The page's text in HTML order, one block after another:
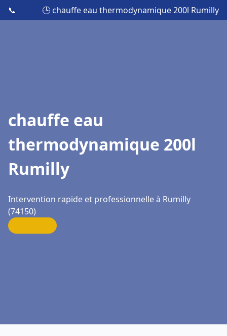
📞 🕒 chauffe eau thermodynamique 200l Rumilly
chauffe eau
thermodynamique 200l
Rumilly
Intervention rapide et professionnelle à Rumilly
(74150)